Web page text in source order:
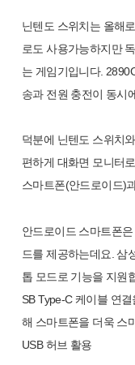
닌텐도 스위치는 올해
로도 사용가능하지만
는 게임기입니다.
송과 전원 충전이 동시
덕분에 닌텐도 스위치
편하게 대화면 모니터
스마트폰(안드로이드)
안드로이드 스마트폰
드를 제공하는데요. 삼
톱 모드로 기능을 지원
SB Type-C 케이블 연
해 스마트폰을 더욱 스
USB 허브 활용